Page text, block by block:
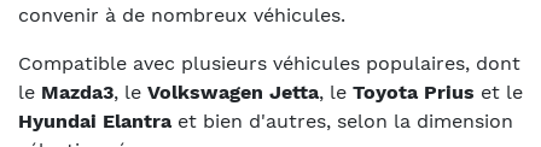
convenir à de nombreux véhicules.
Compatible avec plusieurs véhicules populaires, dont
le Mazda3, le Volkswagen Jetta, le Toyota Prius et le
Hyundai Elantraet bien d'autres, selon la dimension